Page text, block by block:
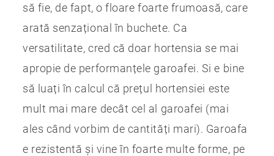
să fie, de fapt, o floare foarte frumoasă, care
arată senzațional în buchete. Ca
versatilitate, cred că doar hortensia se mai
apropie de performanțele garoafei. Si e bine
să luați în calcul că prețul hortensiei este
mult mai mare decât cel al garoafei (mai
ales când vorbim de cantități mari). Garoafa
e rezistentă și vine în foarte multe forme, pe